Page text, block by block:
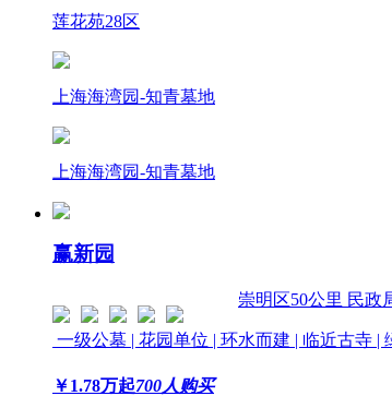
莲花苑28区
上海海湾园-知青墓地
上海海湾园-知青墓地
赢新园
崇明区50公里 民政
一级公墓 | 花园单位 | 环水而建 | 临近古寺 |
￥1.78万起700人购买